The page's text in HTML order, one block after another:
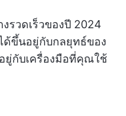
รวดเร็วของปี 2024
ด้ขึ้นอยู่กับกลยุทธ์ของ
ยู่กับเครื่องมือที่คุณใช้